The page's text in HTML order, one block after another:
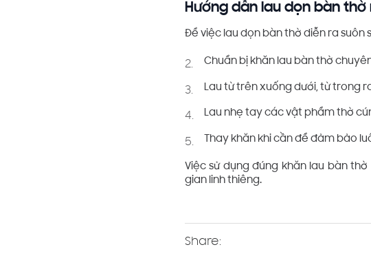
Hướng dẫn lau dọn bàn
Để việc lau dọn bàn thờ diễn ra suôn
Chuẩn bị khăn lau bàn thờ
Lau từ trên xuống dưới, từ trong
Lau nhẹ tay các vật phẩm thờ
Thay khăn khi cần để đảm bảo
Việc sử dụng đúng khăn lau bàn
gian linh thiêng.
Share: